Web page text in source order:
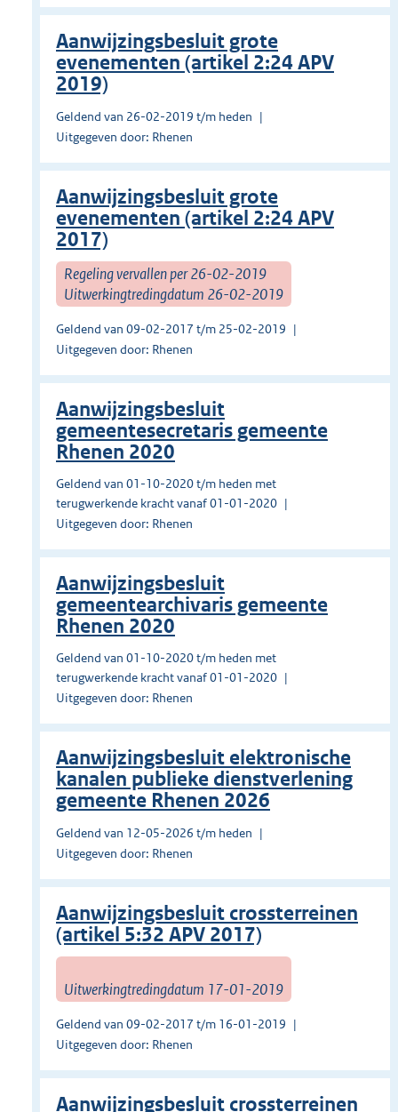
Aanwijzingsbesluit grote
evenementen (artikel 2:24 APV
2019)
Geldend van 26-02-2019 t/m heden
Uitgegeven door: Rhenen
Aanwijzingsbesluit grote
evenementen (artikel 2:24 APV
2017)
Regeling vervallen per 26-02-2019
Uitwerkingtredingdatum 26-02-2019
Geldend van 09-02-2017 t/m 25-02-2019
Uitgegeven door: Rhenen
Aanwijzingsbesluit
gemeentesecretaris gemeente
Rhenen 2020
Geldend van 01-10-2020 t/m heden met
terugwerkende kracht vanaf 01-01-2020
Uitgegeven door: Rhenen
Aanwijzingsbesluit
gemeentearchivaris gemeente
Rhenen 2020
Geldend van 01-10-2020 t/m heden met
terugwerkende kracht vanaf 01-01-2020
Uitgegeven door: Rhenen
Aanwijzingsbesluit elektronische
kanalen publieke dienstverlening
gemeente Rhenen 2026
Geldend van 12-05-2026 t/m heden
Uitgegeven door: Rhenen
Aanwijzingsbesluit crossterreinen
(artikel 5:32 APV 2017)
Uitwerkingtredingdatum 17-01-2019
Geldend van 09-02-2017 t/m 16-01-2019
Uitgegeven door: Rhenen
Aanwijzingsbesluit crossterreinen